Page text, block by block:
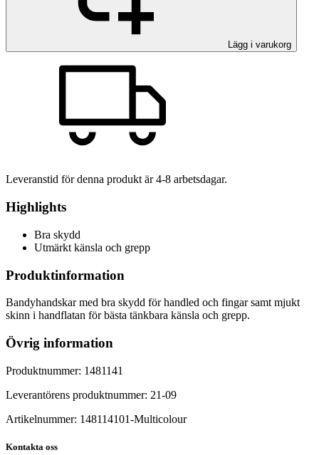
Lägg i varukorg
Leveranstid för denna produkt är4-8 arbetsdagar.
Highlights
Bra skydd
Utmärkt känsla och grepp
Produktinformation
Bandyhandskar med bra skydd för handled och fingar samt mjukt
skinn i handflatan för bästa tänkbara känsla och grepp.
Övrig information
Produktnummer: 1481141
Leverantörens produktnummer: 21-09
Artikelnummer: 148114101-Multicolour
Kontakta oss